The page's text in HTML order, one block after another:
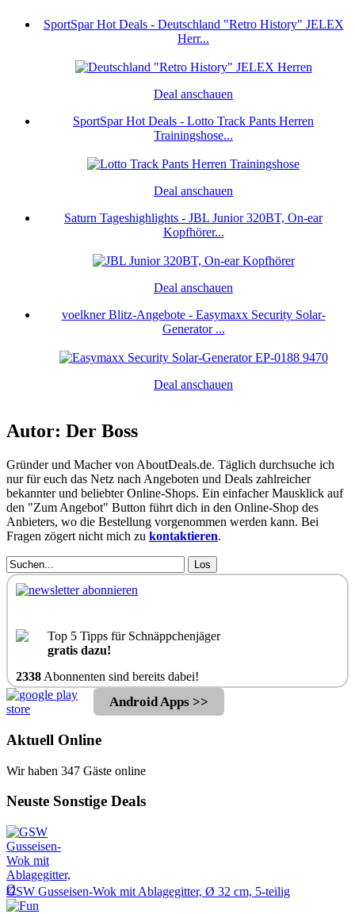
SportSpar Hot Deals - Deutschland "Retro History" JELEX
Herr...
Deal anschauen
SportSpar Hot Deals - Lotto Track Pants Herren
Trainingshose...
Deal anschauen
Saturn Tageshighlights - JBL Junior 320BT, On-ear
Kopfhörer...
Deal anschauen
voelkner Blitz-Angebote - Easymaxx Security Solar-
Generator ...
Deal anschauen
Autor: Der Boss
Gründer und Macher von AboutDeals.de. Täglich durchsuche ich
nur für euch das Netz nach Angeboten und Deals zahlreicher
bekannter und beliebter Online-Shops. Ein einfacher Mausklick auf
den "Zum Angebot" Button führt dich in den Online-Shop des
Anbieters, wo die Bestellung vorgenommen werden kann. Bei
Fragen zögert nicht mich zu kontaktieren.
Los
Top 5 Tipps für Schnäppchenjäger
gratis dazu!
2338 Abonnenten sind bereits dabei!
Android Apps >>
Aktuell Online
Wir haben 347 Gäste online
Neuste Sonstige Deals
GSW Gusseisen-Wok mit Ablagegitter, Ø 32 cm, 5-teilig